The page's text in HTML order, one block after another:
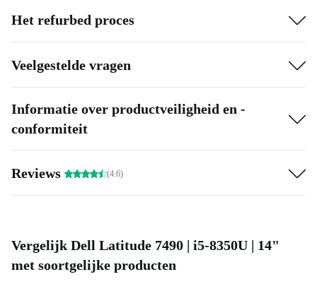
Het refurbed proces
Veelgestelde vragen
Informatie over productveiligheid en -
conformiteit
Reviews (4.6)
Vergelijk Dell Latitude 7490 | i5-8350U | 14"
met soortgelijke producten